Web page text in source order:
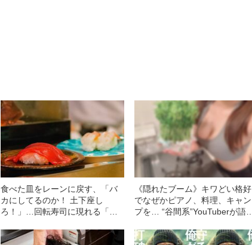
食べた皿をレーンに戻す、「バ
カにしてるのか！ 土下座し
ろ！」…回転寿司に現れる「ヤ
《隠れたブーム》キワどい格好
でなぜかピアノ、料理、キャン
プを… “谷間系”YouTuberが語る